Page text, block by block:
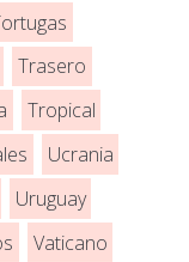
Trasero
Tropical
Ucrania
Uruguay
Vaticano